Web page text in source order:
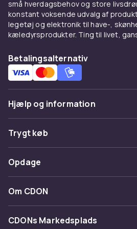
128
Opdateringshastighed
90
Processorfamilie
Mediatek
Skærmstørrelse
11
Vægt
510
Vægt, kilo
0.51
Varenr.
Produktsikkerhedsinformation
små hverdagsbehov og store
konstant voksende udvalg af
legetøj og elektronik til have-,
kæledyrsprodukter. Ting til livet,
Betalingsalternativ
Hjælp og information
Ofte stillede spørgsmål
Spor pakke
Fortryd & returner her
Kontakt os
Trygt køb
Betaling
Levering
Tilbagekaldelser
Opdage
Kategorier
Maerke
Om CDON
Om os
CDONs Markedsplads